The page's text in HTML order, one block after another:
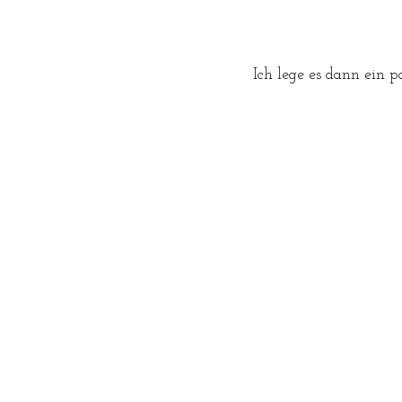
Ich lege es dann ein